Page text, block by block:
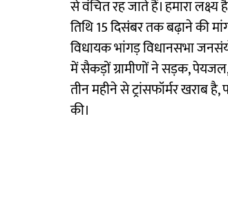
से वंचित रह जाते हैं। हमारा लक्ष्य
तिथि 15 दिसंबर तक बढ़ाने की
विधायक भांगड़ विधानसभा
में सैकड़ों ग्रामीणों ने सड़क,
तीन महीने से ट्रांसफॉर्मर खराब
की।